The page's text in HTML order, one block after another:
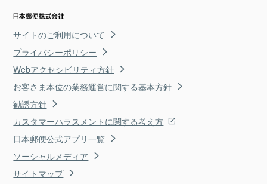
サイトのご利用について
プライバシーポリシー
Webアクセシビリティ方針
お客さま本位の業務運営に関する基本方針
勧誘方針
カスタマーハラスメントに関する考え方
日本郵便公式アプリ一覧
ソーシャルメディア
サイトマップ